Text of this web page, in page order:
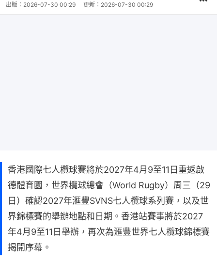
出版： 2026-07-30 00:29 更新： 2026-07-30 00:29
香港國際七人欖球賽將於2027年4月9至11日重返啟
德體育園，世界欖球總會（World Rugby）周三（29
日）確認2027年滙豐SVNS七人欖球系列賽，以及世
界錦標賽的舉辦地點和日期。香港站賽事將於2027
年4月9至11日舉辦，再次為滙豐世界七人欖球錦標賽
揭開序幕。